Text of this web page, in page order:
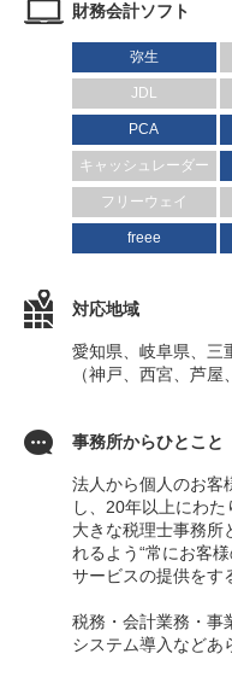
財務会計ソフト
弥生
JDL
PCA
キャッシュレーダー
フリーウェイ
freee
対応地域
愛知県、岐阜県、三
（神戸、西宮、芦屋
事務所からひとこと
法人から個人のお客
し、20年以上にわた
大きな税理士事務所
れるよう“常にお客
サービスの提供をす
税務・会計業務・事
システム導入などあ